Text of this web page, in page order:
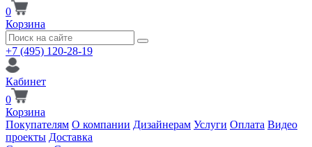
0
Корзина
+7 (495) 120-28-19
Кабинет
0
Корзина
Покупателям О компании Дизайнерам Услуги Оплата Видео
проекты Доставка